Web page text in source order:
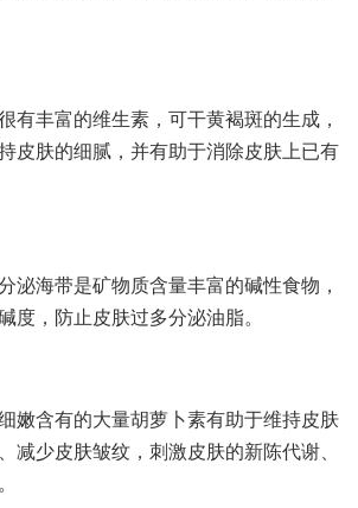
有丰富的维生素，可干黄褐斑的生成，
皮肤的细腻，并有助于消除皮肤上已有
泌海带是矿物质含量丰富的碱性食物，
度，防止皮肤过多分泌油脂。
嫩含有的大量胡萝卜素有助于维持皮肤
减少皮肤皱纹，刺激皮肤的新陈代谢、